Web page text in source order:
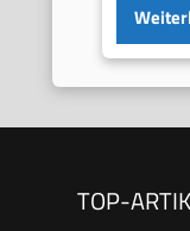
TOP-